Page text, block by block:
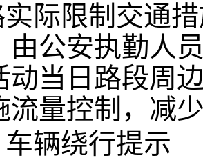
际限制交通
由公安执勤人
动当日路段周
流量控制，减
辆绕行提示